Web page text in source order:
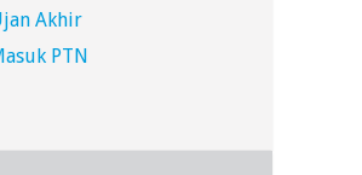
Akhir
PTN